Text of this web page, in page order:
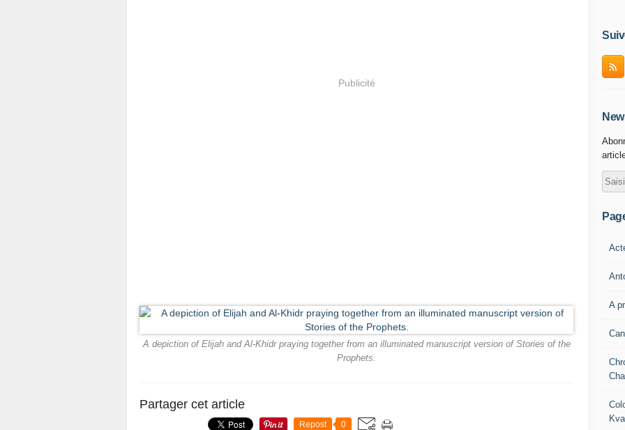
Publicité
A depiction of Elijah and Al-Khidr praying together from an illuminated manuscript version of Stories of the
Prophets.
Partager cet article
Repost 0
A